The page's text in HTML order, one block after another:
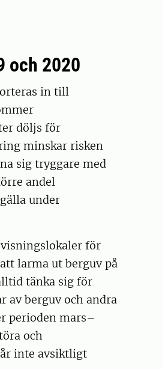
och 2020
in till
döljs för
minskar risken
sig tryggare med
andel
under
för
larma ut berguv på
tänka sig för
av berguv och andra
perioden mars–
och
inte avsiktligt